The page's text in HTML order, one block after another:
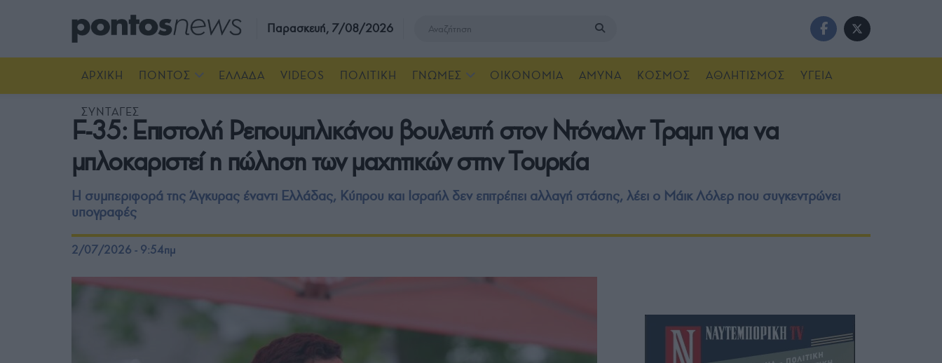
Παρασκευή, 7/08/2026
ΑΡΧΙΚΗ ΠΟΝΤΟΣ ΕΛΛΑΔΑ VIDEOS ΠΟΛΙΤΙΚΗ ΓΝΩΜΕΣ ΟΙΚΟΝΟΜΙΑ ΑΜΥΝΑ ΚΟΣΜΟΣ ΑΘΛΗΤΙΣΜΟΣ ΥΓΕΙΑ
ΣΥΝΤΑΓΕΣ
F-35: Επιστολή Ρεπουμπλικάνου βουλευτή στον Ντόναλντ Τραμπ για να
μπλοκαριστεί η πώληση των μαχητικών στην Τουρκία
Η συμπεριφορά της Άγκυρας έναντι Ελλάδας, Κύπρου και Ισραήλ δεν επιτρέπει αλλαγή στάσης, λέει ο Μάικ Λόλερ που συγκεντρώνει
υπογραφές
2/07/2026 - 9:54πμ